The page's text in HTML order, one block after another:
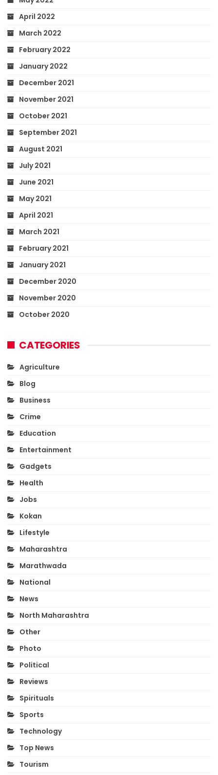
April 2022
March 2022
February 2022
January 2022
December 2021
November 2021
October 2021
September 2021
August 2021
July 2021
June 2021
May 2021
April 2021
March 2021
February 2021
January 2021
December 2020
November 2020
October 2020
CATEGORIES
Agriculture
Blog
Business
Crime
Education
Entertainment
Gadgets
Health
Jobs
Kokan
Lifestyle
Maharashtra
Marathwada
National
News
North Maharashtra
Other
Photo
Political
Reviews
Spirituals
Sports
Technology
Top News
Tourism